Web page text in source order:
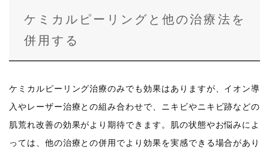
ケミカルピーリングと他の治療法を
併用する
ケミカルピーリング治療のみでも効果はありますが、イオン導
入やレーザー治療との組み合わせで、ニキビやニキビ跡などの
肌荒れ改善の効果がより期待できます。肌の状態やお悩みによ
っては、他の治療との併用でより効果を実感できる場合があり